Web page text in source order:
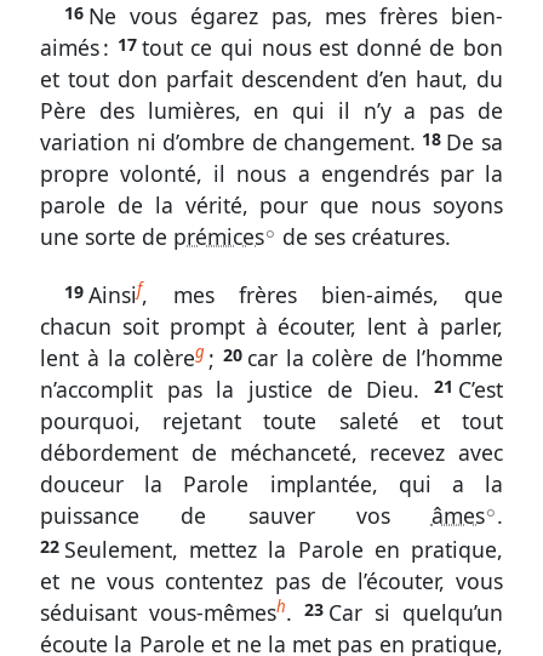
16 Ne vous égarez pas, mes frères bien-
aimés : 17 tout ce qui nous est donné de bon
et tout don parfait descendent d’en haut, du
Père des lumières, en qui il n’y a pas de
variation ni d’ombre de changement. 18 De sa
propre volonté, il nous a engendrés par la
parole de la vérité, pour que nous soyons
une sorte de prémicesA de ses créatures.
19 Ainsif, mes frères bien-aimés, que
chacun soit prompt à écouter, lent à parler,
lent à la colèreg ; 20 car la colère de l’homme
n’accomplit pas la justice de Dieu.
21 C’est
pourquoi, rejetant toute saleté et tout
débordement de méchanceté, recevez avec
douceur la Parole implantée, qui a la
puissance de sauver vos âmesA .
22 Seulement, mettez la Parole en pratique,
et ne vous contentez pas de l’écouter, vous
séduisant vous-mêmesh. 23 Car si quelqu’un
écoute la Parole et ne la met pas en pratique,
connaître
Jacques
1.
13-
18
Endurer,
connaître
connaître
Jacques
1.
19-
27
Endurer,
connaître
Dieu,
se
connaître